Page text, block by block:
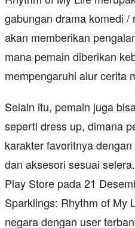
gabungan drama komedi /
akan memberikan
mana pemain diberikan
mempengaruhi alur cerita
Selain itu, pemain juga
seperti dress up, dimana
karakter favoritnya
dan aksesori sesuai
Play Store pada 21
Sparklings: Rhythm of My
negara dengan user